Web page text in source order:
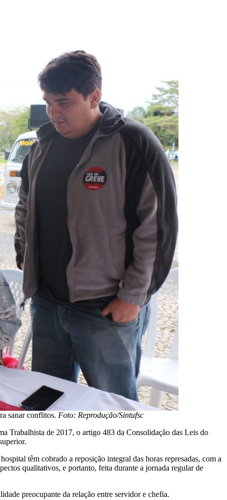
sanar conflitos. Foto: Reprodução/Sintufsc
Trabalhista de 2017, o artigo 483 da Consolidação das Leis do
têm cobrado a reposição integral das horas represadas, com a
qualitativos, e portanto, feita durante a jornada regular de
preocupante da relação entre servidor e chefia.